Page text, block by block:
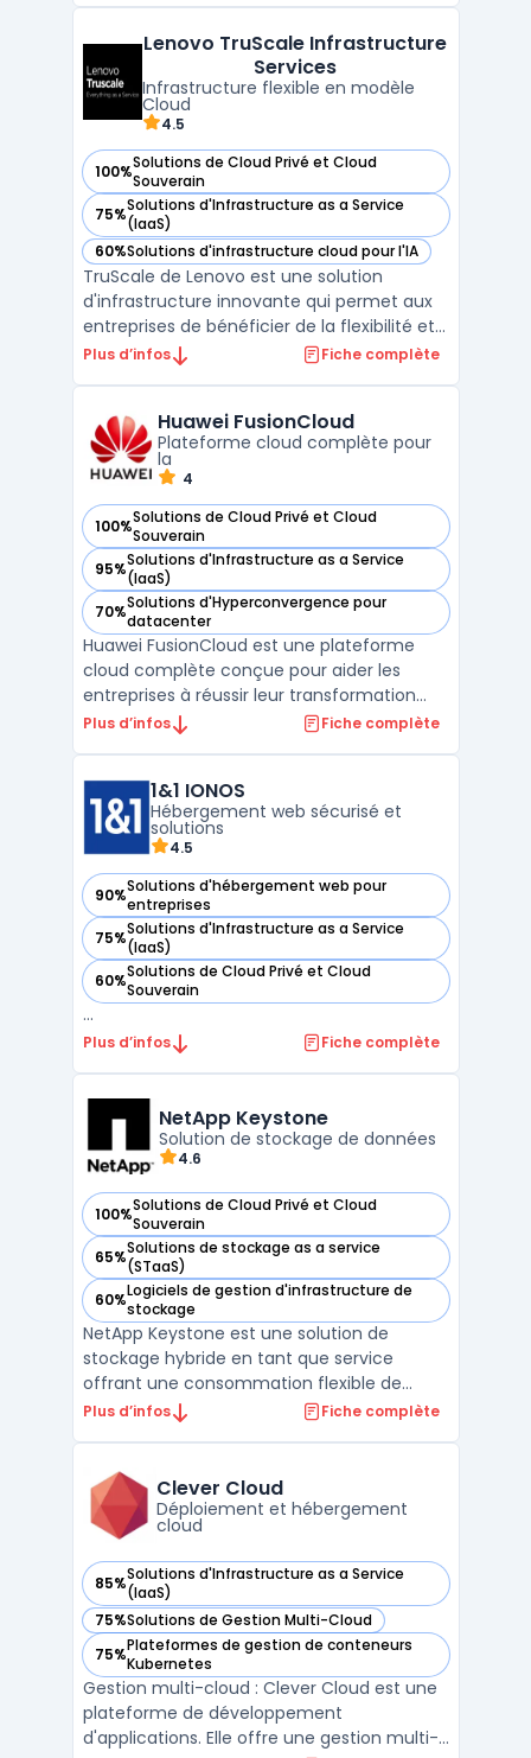
plateformes Pure Storage®. Il combine l ...
Lenovo TruScale Infrastructure
Services
Infrastructure flexible en modèle
Cloud
4.5
100%Solutions de Cloud Privé et Cloud
Souverain
— voir Lenovo TruScale Infrastructure Services dans cette
75%Solutions d'Infrastructure as a Service
(IaaS)
— voir Lenovo TruScale Infrastructure Services dans cette
60%Solutions d'infrastructure cloud pour l'IA
— voir Lenovo TruScale Infrastructure Services dans cette
TruScale de Lenovo est une solution
d'infrastructure innovante qui permet aux
entreprises de bénéficier de la flexibilité et
de l'évolutivité du Cloud tout en conservant
l'usage, TruScale offre une ...
Plus d’infos Fiche complète
Huawei FusionCloud
Plateforme cloud complète pour
la
4
100%Solutions de Cloud Privé et Cloud
Souverain
— voir Huawei FusionCloud dans cette catégorie
95%Solutions d'Infrastructure as a Service
(IaaS)
— voir Huawei FusionCloud dans cette catégorie
70%Solutions d'Hyperconvergence pour
datacenter
— voir Huawei FusionCloud dans cette catégorie
Huawei FusionCloud est une plateforme
cloud complète conçue pour aider les
entreprises à réussir leur transformation
digitale. Elle intègre une suite de services
disponibilité élevée et une sécurité
renforcée des données critiqu ...
Plus d’infos Fiche complète
1&1 IONOS
Hébergement web sécurisé et
solutions
4.5
90%Solutions d'hébergement web pour
entreprises
— voir 1&1 IONOS dans cette catégorie
75%Solutions d'Infrastructure as a Service
(IaaS)
— voir 1&1 IONOS dans cette catégorie
60%Solutions de Cloud Privé et Cloud
Souverain
— voir 1&1 IONOS dans cette catégorie
...
Plus d’infos Fiche complète
NetApp Keystone
Solution de stockage de données
4.6
100%Solutions de Cloud Privé et Cloud
Souverain
— voir NetApp Keystone dans cette catégorie
65%Solutions de stockage as a service
(STaaS)
— voir NetApp Keystone dans cette catégorie
60%Logiciels de gestion d'infrastructure de
stockage
— voir NetApp Keystone dans cette catégorie
NetApp Keystone est une solution de
stockage hybride en tant que service
offrant une consommation flexible de
cloud. Cette solution permet une gestion
Keystone propose des options de
protection des données avec c ...
Plus d’infos Fiche complète
Clever Cloud
Déploiement et hébergement
cloud
85%Solutions d'Infrastructure as a Service
(IaaS)
— voir Clever Cloud dans cette catégorie
75%Solutions de Gestion Multi-Cloud
— voir Clever Cloud dans cette catégorie
75%Plateformes de gestion de conteneurs
Kubernetes
— voir Clever Cloud dans cette catégorie
Gestion multi-cloud : Clever Cloud est une
plateforme de développement
d'applications. Elle offre une gestion multi-